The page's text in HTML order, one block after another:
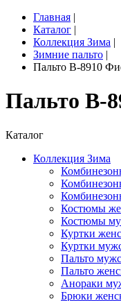
Главная |
Каталог |
Коллекция Зима |
Зимние пальто |
Пальто B-8910
Пальто B-
Каталог
Коллекция Зима
Костюмы
Костюмы
Куртки
Куртки
Пальто
Пальто
Анораки
Брюки